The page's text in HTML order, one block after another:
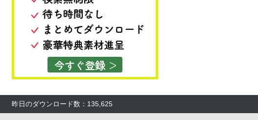
昨日のダウンロード数：135,625